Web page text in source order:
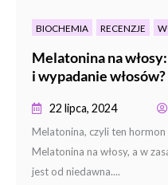
BIOCHEMIA RECENZJE
Melatonina na
i wypadanie
22 lipca, 2024
Melatonina, czyli ten
Melatonina na włosy, a w
jest od niedawna....